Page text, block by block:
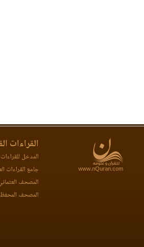
www.nQuran.com
القراءات
المدخل للقراءات
جامع القراءات
المصحف
المصحف المحفظ